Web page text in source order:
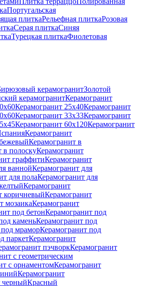
Португальская
плиткаРельефная плиткаРозовая
Серая плиткаСиняя
Турецкая плиткаФиолетовая
керамогранитЗолотой
керамогранитКерамогранит
Керамогранит 25x40Керамогранит
Керамогранит 33x33Керамогранит
Керамогранит 60x120Керамогранит
Керамогранит
Керамогранит в
в полоскуКерамогранит
граффитиКерамогранит
ваннойКерамогранит для
для полаКерамогранит для
Керамогранит
коричневыйКерамогранит
мозаикаКерамогранит
под бетонКерамогранит под
каменьКерамогранит под
мраморКерамогранит под
паркетКерамогранит
пэчворкКерамогранит
с геометрическим
с орнаментомКерамогранит
Керамогранит
черныйКрасный